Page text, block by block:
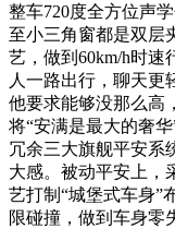
整车720度全方位声
至小三角窗都是双层
艺，做到60km/h时速
人一路出行，聊天更
他要求能够没那么高
将“安满是最大的奢
冗余三大旗舰平安系
大感。被动平安上，
艺打制“城堡式车身”
限碰撞，做到车身零